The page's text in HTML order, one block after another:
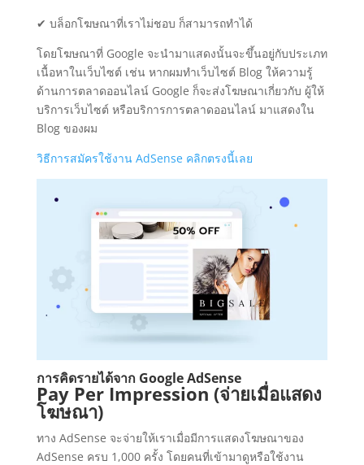
✔ บล็อกโฆษณาที่เราไม่ชอบ ก็สามารถทำได้
โดยโฆษณาที่ Google จะนำมาแสดงนั้นจะขึ้นอยู่กับประเภท
เนื้อหาในเว็บไซต์ เช่น หากผมทำเว็บไซต์ Blog ให้ความรู้
ด้านการตลาดออนไลน์ Google ก็จะส่งโฆษณาเกี่ยวกับ ผู้ให้
บริการเว็บไซต์ หรือบริการการตลาดออนไลน์ มาแสดงใน
Blog ของผม
วิธีการสมัครใช้งาน AdSense คลิกตรงนี้เลย
การคิดรายได้จาก Google AdSense
Pay Per Impression (จ่ายเมื่อแสดง
โฆษณา)
ทาง AdSense จะจ่ายให้เราเมื่อมีการแสดงโฆษณาของ
AdSense ครบ 1,000 ครั้ง โดยคนที่เข้ามาดูหรือใช้งาน